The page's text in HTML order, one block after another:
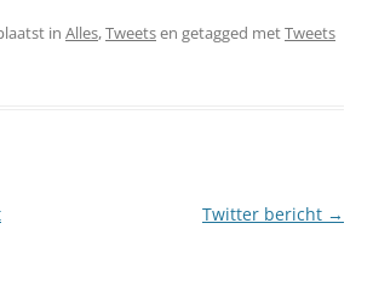
in Alles,Tweetsen getagged metTweets
Twitter bericht →